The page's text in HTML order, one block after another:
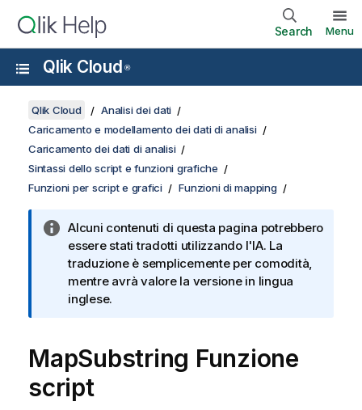
Search Menu
Qlik Cloud ®
Qlik Cloud
Analisi dei dati
Caricamento e modellamento dei dati di analisi
Caricamento dei dati di analisi
Sintassi dello script e funzioni grafiche
Funzioni per script e grafici
Funzioni di mapping
Alcuni contenuti di questa pagina potrebbero
essere stati tradotti utilizzando l'IA. La
traduzione è semplicemente per comodità,
mentre avrà valore la versione in lingua
inglese.
MapSubstring Funzione
script